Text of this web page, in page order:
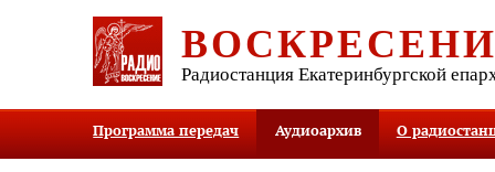
Радиостанция Екатеринбургской
Программа передач Аудиоархив О